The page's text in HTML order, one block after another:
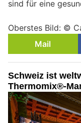
sind für eine
Oberstes Bild: ©
Mail
Schweiz ist
Thermomix®-